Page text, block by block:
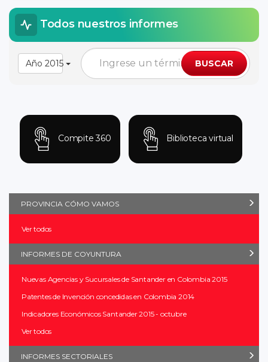
Todos nuestros informes
Año 2015 BUSCAR
Compite 360 Biblioteca virtual
PROVINCIA CÓMO VAMOS
Ver todos
INFORMES DE COYUNTURA
Nuevas Agencias y Sucursales de Santander en Colombia 2015
Patentes de Invención concedidas en Colombia 2014
Indicadores Económicos Santander 2015 - octubre
Ver todos
INFORMES SECTORIALES